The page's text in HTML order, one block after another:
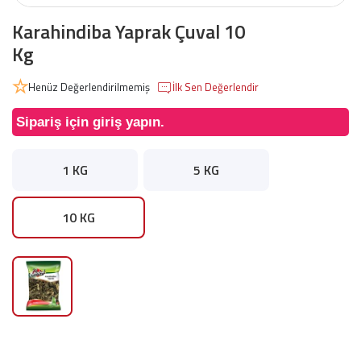
Karahindiba Yaprak Çuval 10
Kg
Henüz Değerlendirilmemiş İlk Sen Değerlendir
Sipariş için giriş yapın.
1 KG 5 KG
10 KG